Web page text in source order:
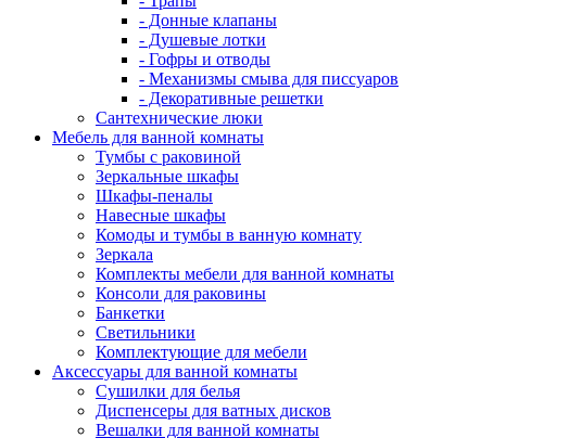
- Донные клапаны
- Душевые лотки
- Гофры и отводы
- Механизмы смыва для писсуаров
- Декоративные решетки
Сантехнические люки
Мебель для ванной комнаты
Тумбы с раковиной
Зеркальные шкафы
Шкафы-пеналы
Навесные шкафы
Комоды и тумбы в ванную комнату
Зеркала
Комплекты мебели для ванной комнаты
Консоли для раковины
Банкетки
Светильники
Комплектующие для мебели
Аксессуары для ванной комнаты
Сушилки для белья
Диспенсеры для ватных дисков
Вешалки для ванной комнаты